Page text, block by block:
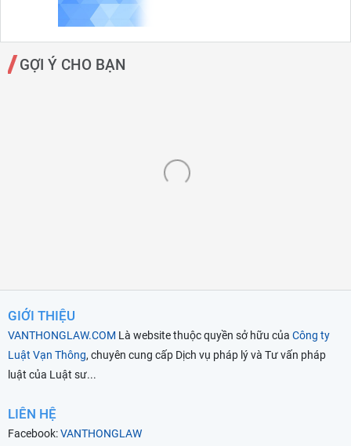
GỢI Ý CHO BẠN
GIỚI THIỆU
VANTHONGLAW.COM Là website thuộc quyền sở hữu của Công ty
Luật Vạn Thông, chuyên cung cấp Dịch vụ pháp lý và Tư vấn pháp
luật của Luật sư...
LIÊN HỆ
Facebook:VANTHONGLAW